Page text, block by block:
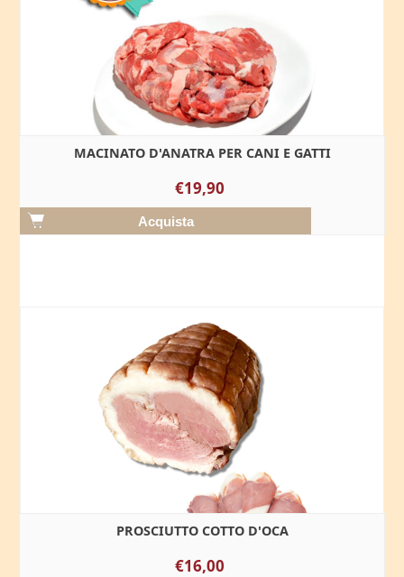
MACINATO D'ANATRA PER CANI E GATTI
€19,90
PROSCIUTTO COTTO D'OCA
€16,00